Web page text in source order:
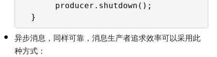
producer.shutdown();
}
异步消息，同样可靠，消息生产者追求效率可以采用此
种方式：